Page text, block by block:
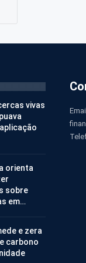
vivas
orienta
sobre
em…
e zera
carbono